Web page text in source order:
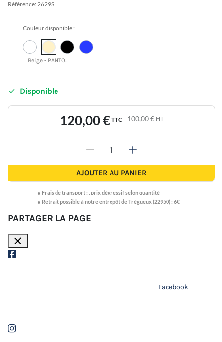
Référence: 2629S
Couleur disponible :
Beige - PANTONE 12-0717 TCX
 Disponible
120,00 € TTC 100,00 € HT
- +
AJOUTER AU PANIER
● Frais de transport : prix dégressif selon quantité
● Retrait possible à notre entrepôt de Trégueux (22950) : 6€
PARTAGER LA PAGE
close
Facebook